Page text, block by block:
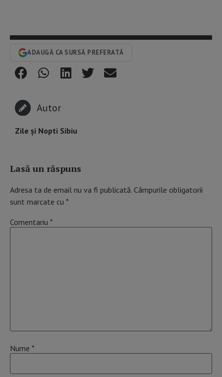
ADAUGĂ CA SURSĂ PREFERATĂ
Autor
Zile și Nopti Sibiu
Lasă un răspuns
Adresa ta de email nu va fi publicată. Câmpurile obligatorii
sunt marcate cu *
Comentariu *
Nume *